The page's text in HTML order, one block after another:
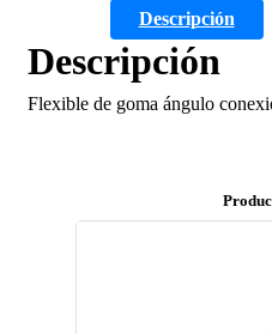
Descripción
Descripción
Flexible de goma ángulo